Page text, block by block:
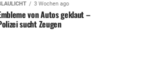
3 Wochen ago
von Autos geklaut –
sucht Zeugen